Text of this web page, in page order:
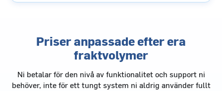
Priser anpassade efter era
fraktvolymer
Ni betalar för den nivå av funktionalitet och support ni
behöver, inte för ett tungt system ni aldrig använder fullt